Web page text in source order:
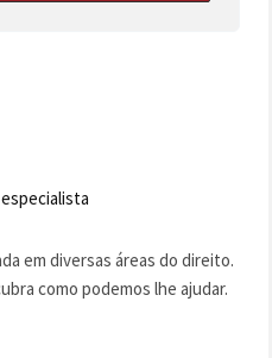
em diversas áreas do direito.
como podemos lhe ajudar.